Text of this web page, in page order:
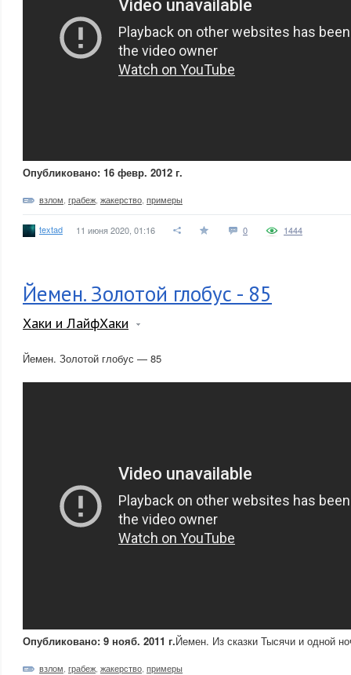
Опубликовано: 16 февр. 2012 г.
взлом грабеж жакерство примеры
textad 11 июня 2020, 01:16 0 1444
Йемен. Золотой глобус - 85
Хаки и ЛайфХаки
Йемен. Золотой глобус — 85
Опубликовано: 9 нояб. 2011 г.Йемен. Из сказки Тысячи и одной
взлом грабеж жакерство примеры